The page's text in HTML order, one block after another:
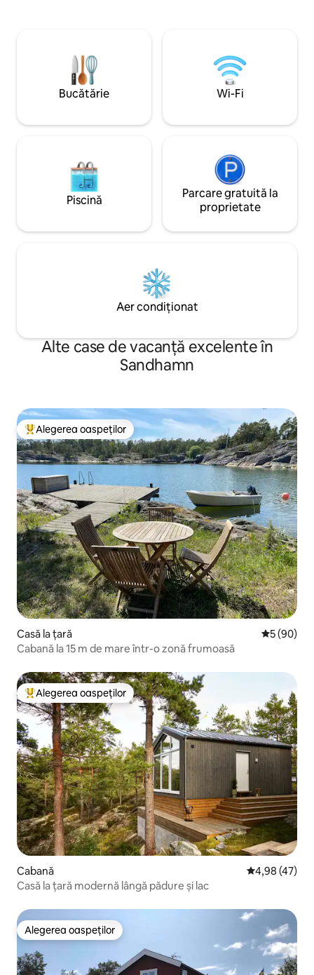
acceptate - Oaspeții își aduc propriile
lenjerie de pat și prosoape (pot fi
închiriate pentru 150 SEK de persoană)
există o terasă
10 persoane,
cu gaz și un grup
perfecte pentru
Bucătărie Wi-Fi
Piscină
Parcare gratuită la
proprietate
Aer condiționat
Alte case de vacanță excelente în
Sandhamn
Locuință din topul categoriei Alegerea oaspeților
Alegerea oaspeților
Casă la țară Scor
5 (90)
Cabană la 15 m de mare într-o zonă frumoasă
Locuință din topul categoriei Alegerea oaspeților
Alegerea oaspeților
Cabană Scor mediu
4,98 (47)
Casă la țară modernă lângă pădure și lac
Alegerea oaspeților
Alegerea oaspeților